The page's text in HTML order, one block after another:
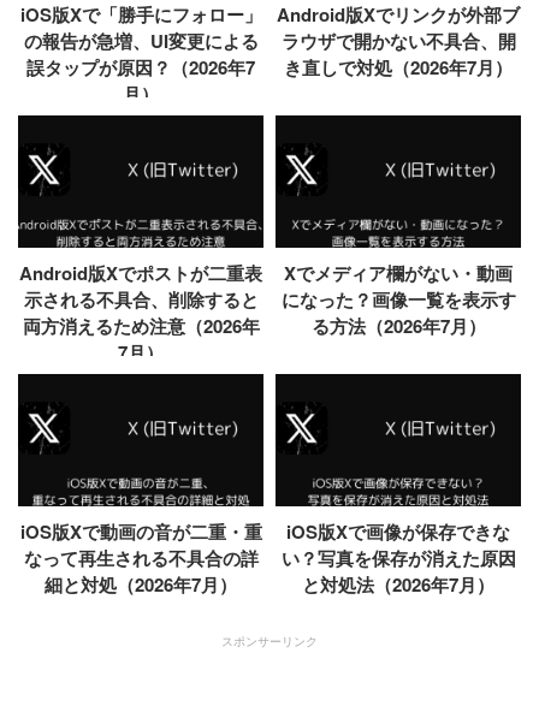
iOS版Xで「勝手にフォロー」
の報告が急増、UI変更による
誤タップが原因？（2026年7
月）
Android版Xでリンクが外部ブ
ラウザで開かない不具合、開
き直しで対処（2026年7月）
Android版Xでポストが二重表
示される不具合、削除すると
両方消えるため注意（2026年
7月）
Xでメディア欄がない・動画
になった？画像一覧を表示す
る方法（2026年7月）
iOS版Xで動画の音が二重・重
なって再生される不具合の詳
細と対処（2026年7月）
iOS版Xで画像が保存できな
い？写真を保存が消えた原因
と対処法（2026年7月）
スポンサーリンク